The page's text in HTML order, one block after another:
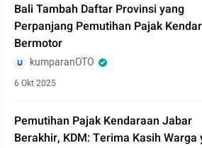
Bali Tambah Daftar Provinsi yang
Perpanjang Pemutihan Pajak
Bermotor
kumparanOTO
6 Okt 2025
Pemutihan Pajak Kendaraan Jabar
Berakhir, KDM: Terima Kasih Warga